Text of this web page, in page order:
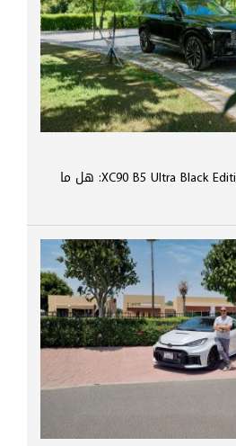
تجربة فولفو XC90 B5 Ultra Black Edition 2026: هل ما